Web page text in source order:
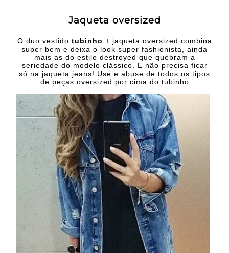
Jaqueta oversized
O duo vestido tubinho + jaqueta oversized combina
super bem e deixa o look super fashionista, ainda
mais as do estilo destroyed que quebram a
seriedade do modelo clássico. E não precisa ficar
só na jaqueta jeans! Use e abuse de todos os tipos
de peças oversized por cima do tubinho